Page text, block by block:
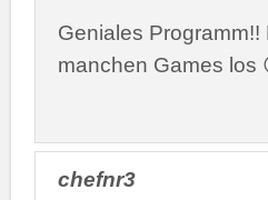
Geniales
manchen Games los
chefnr3